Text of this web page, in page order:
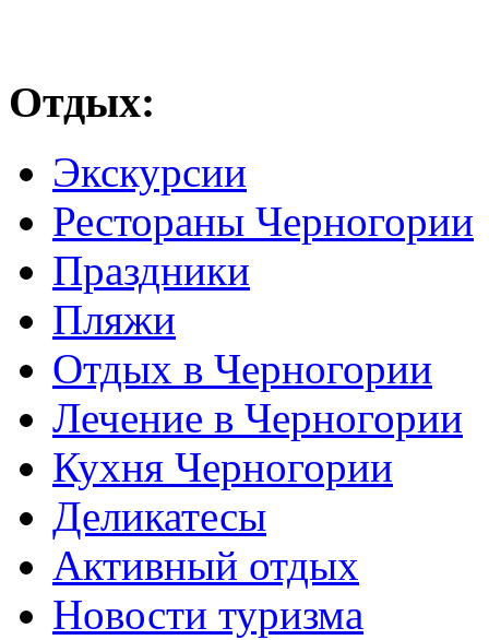
Отдых:
Экскурсии
Рестораны Черногории
Праздники
Пляжи
Отдых в Черногории
Лечение в Черногории
Кухня Черногории
Деликатесы
Активный отдых
Новости туризма